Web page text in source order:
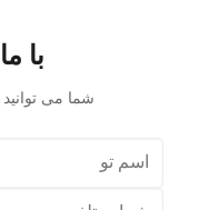
manufacturer of
Features
با
شما می